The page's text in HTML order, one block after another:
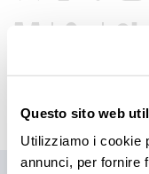
Questo sito web
Utilizziamo i cookie
annunci, per fornire